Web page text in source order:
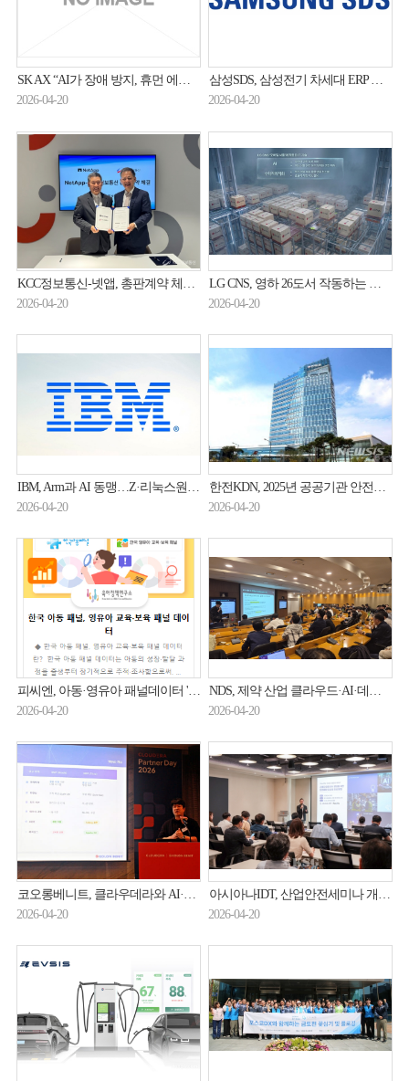
SK AX “AI가 장애 방지, 휴먼 에러 최소화”
2026-04-20
삼성SDS, 삼성전기 차세대 ERP 구축 완료
2026-04-20
KCC정보통신-넷앱, 총판계약 체결…국내 AI 데이터 인프라시장 공략
2026-04-20
LG CNS, 영하 26도서 작동하는 물류 로봇 공개…북미 시장 공략
2026-04-20
IBM, Arm과 AI 동맹…Z·리눅스원 메인프레임서 Arm SW 돌린다
2026-04-20
한전KDN, 2025년 공공기관 안전활동 수준평가 'A등급'
2026-04-20
피씨엔, 아동·영유아 패널데이터 '통합 제공 서비스' 구축
2026-04-20
NDS, 제약 산업 클라우드·AI·데이터 혁신 앞장
2026-04-20
코오롱베니트, 클라우데라와 AI·데이터 생태계 확장한다
2026-04-20
아시아나IDT, 산업안전세미나 개최…중대재해 대응 방안 공유
2026-04-20